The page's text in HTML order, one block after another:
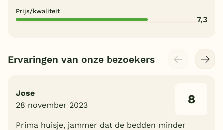
Prijs/kwaliteit
7,3
Ervaringen van onze bezoekers
Jose
28 november 2023
8
Prima huisje, jammer dat de bedden minder